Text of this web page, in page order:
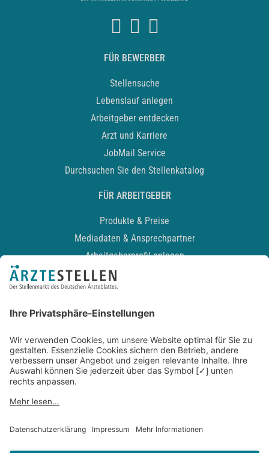
FÜR BEWERBER
Stellensuche
Lebenslauf anlegen
Arbeitgeber entdecken
Arzt und Karriere
JobMail Service
Durchsuchen Sie den Stellenkatalog
FÜR ARBEITGEBER
Produkte & Preise
Mediadaten & Ansprechpartner
Arbeitgeberprofil anlegen
Recruiting-Podcast
Kontakt
Datenschutz
Newsletter